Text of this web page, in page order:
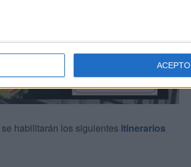
ACEPTO
habilitarán los siguientes itinerarios